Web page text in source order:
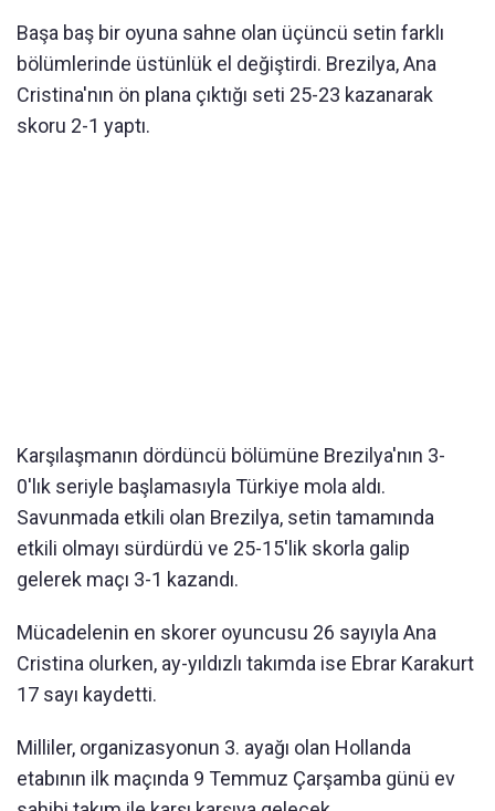
Başa baş bir oyuna sahne olan üçüncü setin farklı
bölümlerinde üstünlük el değiştirdi. Brezilya, Ana
Cristina'nın ön plana çıktığı seti 25-23 kazanarak
skoru 2-1 yaptı.
Karşılaşmanın dördüncü bölümüne Brezilya'nın 3-
0'lık seriyle başlamasıyla Türkiye mola aldı.
Savunmada etkili olan Brezilya, setin tamamında
etkili olmayı sürdürdü ve 25-15'lik skorla galip
gelerek maçı 3-1 kazandı.
Mücadelenin en skorer oyuncusu 26 sayıyla Ana
Cristina olurken, ay-yıldızlı takımda ise Ebrar Karakurt
17 sayı kaydetti.
Milliler, organizasyonun 3. ayağı olan Hollanda
etabının ilk maçında 9 Temmuz Çarşamba günü ev